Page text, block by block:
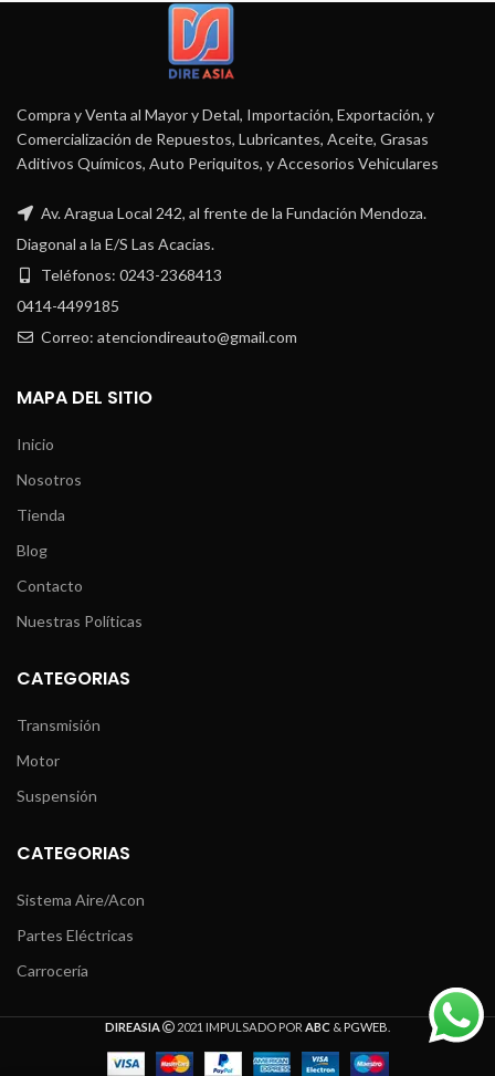
Compra y Venta al Mayor y Detal, Importación, Exportación, y
Comercialización de Repuestos, Lubricantes, Aceite, Grasas
Aditivos Químicos, Auto Periquitos, y Accesorios Vehiculares
Av. Aragua Local 242, al frente de la Fundación Mendoza.
Diagonal a la E/S Las Acacias.
Teléfonos: 0243-2368413
0414-4499185
Correo: atenciondireauto@gmail.com
MAPA DEL SITIO
Inicio
Nosotros
Tienda
Blog
Contacto
Nuestras Políticas
CATEGORIAS
Transmisión
Motor
Suspensión
CATEGORIAS
Sistema Aire/Acon
Partes Eléctricas
Carrocería
DIREASIA 2021 IMPULSADO POR ABC &PGWEB